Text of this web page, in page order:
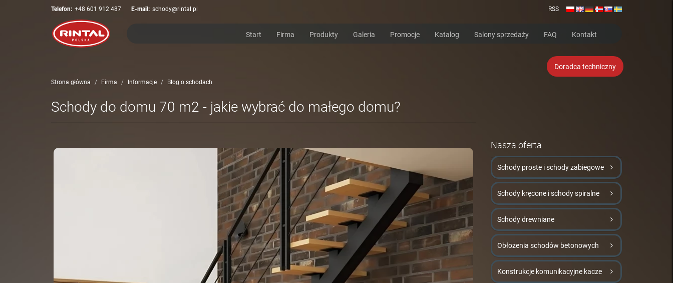
Telefon: +48 601 912 487 E-mail: schody@rintal.pl RSS
Start Firma Produkty Galeria Promocje Katalog Salony sprzedaży FAQ Kontakt
Doradca techniczny
Strona główna Firma Informacje Blog o schodach
Schody do domu 70 m2 - jakie wybrać do małego domu?
Nasza oferta
Schody proste i schody zabiegowe
Schody kręcone i schody spiralne
Schody drewniane
Obłożenia schodów betonowych
Konstrukcje komunikacyjne kacze